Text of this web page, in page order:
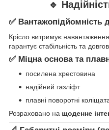
🔹
✅ Вантажопідйомність
Крісло витримує навантаження
гарантує стабільність та
✅ Міцна основа та
посилена хрестовина
надійний газліфт
плавні поворотні
Розраховано на щоденне